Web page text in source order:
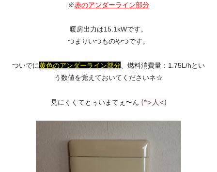
※赤のアンダーライン部分
暖房出力は15.1kWです。
つまりいつものやつです。
ついでに黄色のアンダーライン部分 、燃料消費量：1.75L/hとい
う数値を覚えておいてくださいネ☆
見にくくてとぅいまてぇ〜ん (*>人<)